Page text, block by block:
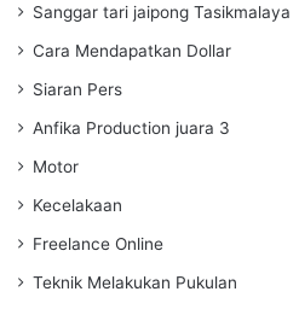
Sanggar tari jaipong Tasikmalaya
Cara Mendapatkan Dollar
Siaran Pers
Anfika Production juara 3
Motor
Kecelakaan
Freelance Online
Teknik Melakukan Pukulan